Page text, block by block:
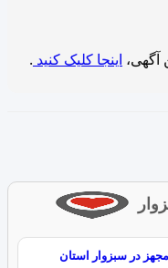
آگهی، اینجا کلیک کنید .
در سبزوار استان